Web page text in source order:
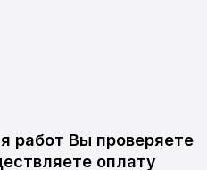
работ Вы проверяете
оплату
наш